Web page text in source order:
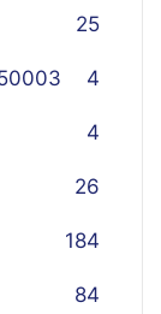
25
4
4
26
184
84